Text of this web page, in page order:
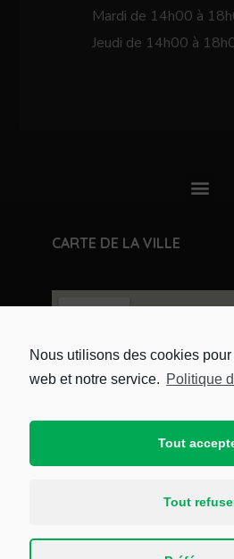
Mardi de 14h00 à
Jeudi de 14h00 à
CARTE DE LA VILLE
. Tous droits
Nous utilisons des cookies
web et notre service. Politique
Tout
Tout